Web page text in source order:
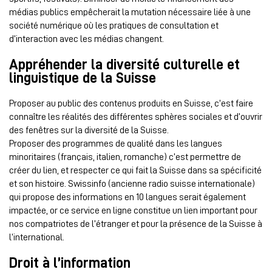
médias publics empêcherait la mutation nécessaire liée à une
société numérique où les pratiques de consultation et
d’interaction avec les médias changent.
Appréhender la diversité culturelle et
linguistique de la Suisse
Proposer au public des contenus produits en Suisse, c’est faire
connaître les réalités des différentes sphères sociales et d’ouvrir
des fenêtres sur la diversité de la Suisse.
Proposer des programmes de qualité dans les langues
minoritaires (français, italien, romanche) c’est permettre de
créer du lien, et respecter ce qui fait la Suisse dans sa spécificité
et son histoire. Swissinfo (ancienne radio suisse internationale)
qui propose des informations en 10 langues serait également
impactée, or ce service en ligne constitue un lien important pour
nos compatriotes de l’étranger et pour la présence de la Suisse à
l’international.
Droit à l’information